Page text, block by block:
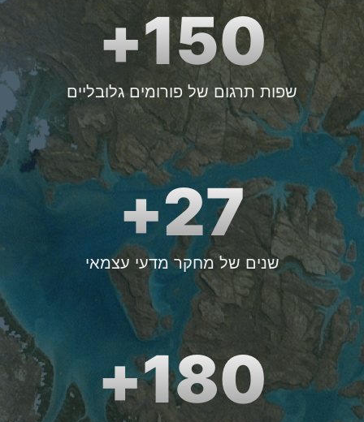
150+
שפות תרגום של פורומים גלובליים
27+
שנים של מחקר מדעי עצמאי
180+